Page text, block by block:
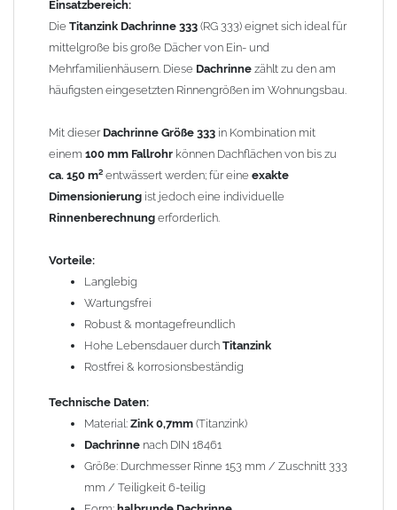
Größe: Durchmesser Rinne 153 mm / Zuschnitt 333 mm /
Teiligkeit 6-teilig
Form:halbrunde Dachrinne
Standardlänge: 3,0m
Allgemeine Hinweise / Informationen:
Bei allen Angaben von"Zink"handelt es sich um
Titanzink ist eine Legierung aus Zink (99,995%) und
Spurenelementen von Titan und Kupfer. Durch die
und das Titanzinkblech kann dadurch verformt und gekantet
werden. Reines Zink würde beim Kanten brechen.
*Berechnung der Teiligkeit: Aus Kostengründen wurde früher
eine 2m x 1m Blechtafel so geteilt, dass kein Verschnitt entstand.
Dass die 2m Tafel quer und nicht längs geteilt werden konnte,
Kantungen längs der Walzrichtung brach das Zinkblech
wesentlich schneller. Beispiel: 2m geteilt durch 8 Stück (8-tlg.)
ergibt einen Zuschnitt von 250mm oder bei 6 Stück (6-tlg.) einen
Zuschnitt von 333mm u.s.w.. Aus dem 333mm Zuschnitt entsteht,
dann eine Dachrinne mit einem Innendurchmesser von 153mm
Einsatzbereich:
Die Titanzink Dachrinne 333 (RG 333) eignet sich ideal für
mittelgroße bis große Dächer von Ein- und
Mehrfamilienhäusern. Diese Dachrinne zählt zu den am
häufigsten eingesetzten Rinnengrößen im Wohnungsbau.
Mit dieser Dachrinne Größe 333 in Kombination mit
einem 100 mm Fallrohr können Dachflächen von bis zu
ca. 150 m² entwässert werden; für eine exakte
Dimensionierung ist jedoch eine individuelle
Rinnenberechnung erforderlich.
Vorteile:
Langlebig
Wartungsfrei
Robust & montagefreundlich
Hohe Lebensdauer durch Titanzink
Rostfrei & korrosionsbeständig
Technische Daten:
Material: Zink 0,7mm (Titanzink)
Dachrinne nach DIN 18461
Größe: Durchmesser Rinne 153 mm / Zuschnitt 333
mm / Teiligkeit 6-teilig